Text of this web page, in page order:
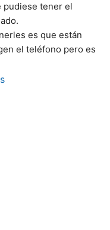
pudiese tener el
es que están
el teléfono pero es